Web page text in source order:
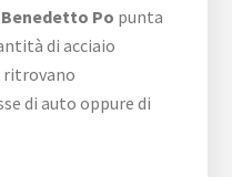
Po punta
di acciaio
ritrovano
di auto oppure di